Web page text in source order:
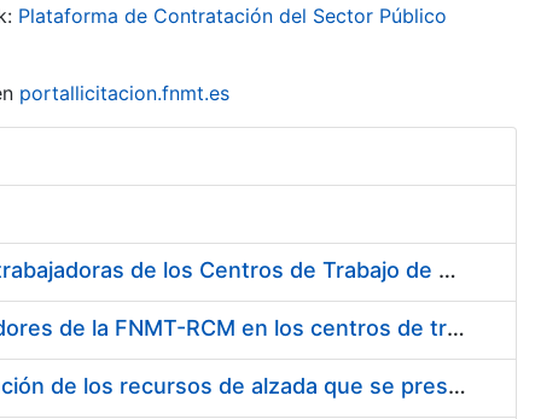
Plataforma de Contratación del Sector Público
portallicitacion.fnmt.es
Suministro de Protectores Auditivos a medida para las personas trabajadoras de los Centros de Trabajo de Madrid y Burgos
Suministro de gafas graduadas antiproyecciones para los trabajadores de la FNMT-RCM en los centros de trabajo de Madrid y Burgos
Servicios de una empresa externa para el asesoramiento y resolución de los recursos de alzada que se presentan relacionados con procesos de selección para la FNMT-RCM